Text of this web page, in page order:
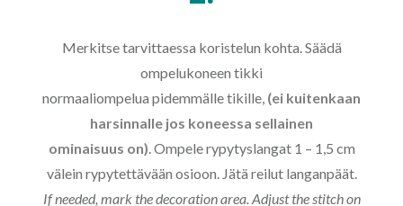
Merkitse tarvittaessa koristelun kohta. Säädä
ompelukoneen tikki
normaaliompelua pidemmälle tikille, (ei kuitenkaan
harsinnalle jos koneessa sellainen
ominaisuus on). Ompele rypytyslangat 1 – 1,5 cm
välein rypytettävään osioon. Jätä reilut langanpäät.
If needed, mark the decoration area. Adjust the stitch on